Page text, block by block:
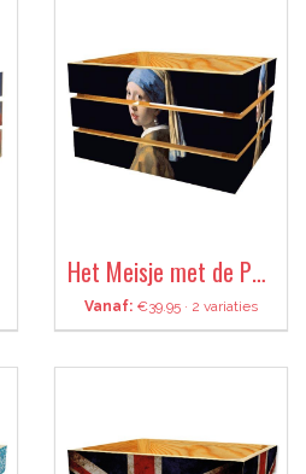
Het Meisje met de Parel - Fietskrat
Vanaf: €39.95 · 2 variaties